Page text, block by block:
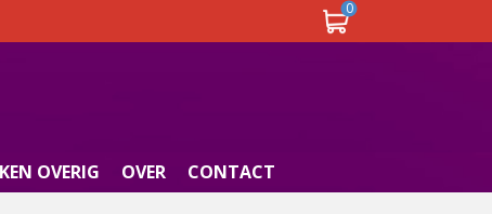
0
OVERIG OVER CONTACT